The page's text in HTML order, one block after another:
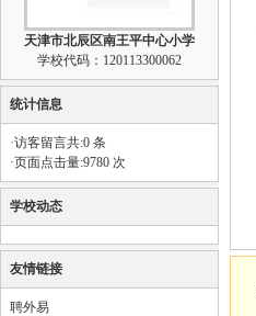
天津市北辰区南王平中心小学
学校代码：120113300062
统计信息
·访客留言共:0 条
·页面点击量:9780 次
学校动态
友情链接
聘外易